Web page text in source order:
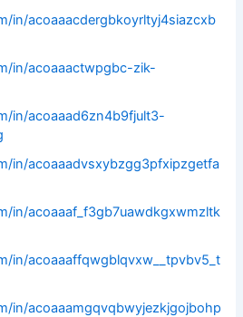
in/acoaaacdergbkoyrltyj4siazcxb
in/acoaaactwpgbc-zik-
in/acoaaad6zn4b9fjult3-
in/acoaaadvsxybzgg3pfxipzgetfa
in/acoaaaf_f3gb7uawdkgxwmzltk
in/acoaaaffqwgblqvxw__tpvbv5_t
in/acoaaamgqvqbwyjezkjgojbohp